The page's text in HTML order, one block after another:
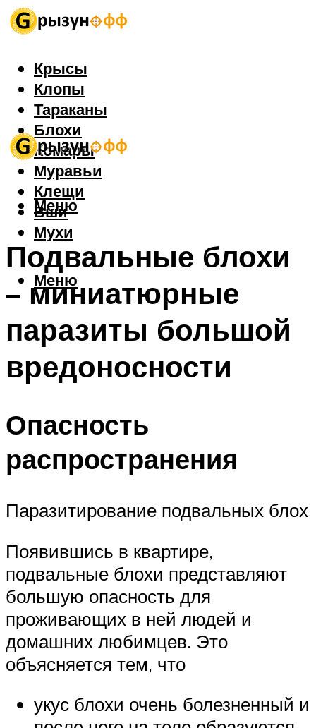
Крысы
Клопы
Тараканы
Блохи
Комары
Муравьи
Клещи
Вши
Мухи
Меню
Меню
Подвальные блохи
– миниатюрные
паразиты большой
вредоносности
Опасность
распространения
Паразитирование подвальных блох
Появившись в квартире,
подвальные блохи представляют
большую опасность для
проживающих в ней людей и
домашних любимцев. Это
объясняется тем, что
укус блохи очень болезненный и